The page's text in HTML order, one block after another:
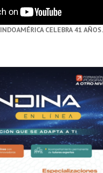
INDOAMÉRICA CELEBRA 41 AÑOS.